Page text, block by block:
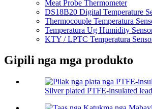
Meat Probe Thermometer
DS18B20 Digital Temperature
Thermocouple Temperatura
Temperatura Ug Humidity
KTY / LPTC Temperatura
Gipili nga mga produkto
Silver plated PTFE-insulated